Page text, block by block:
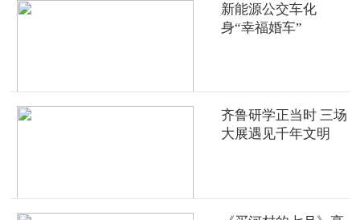
新能源公交车化
身“幸福婚车”
齐鲁研学正当时 三场
大展遇见千年文明